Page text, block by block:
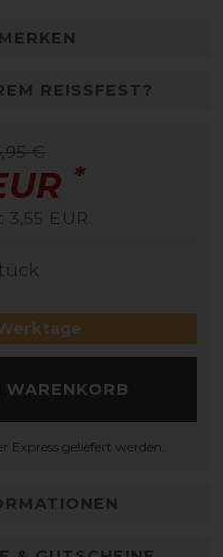
REISSFEST?
€
*
EUR
WARENKORB
Express geliefert werden.